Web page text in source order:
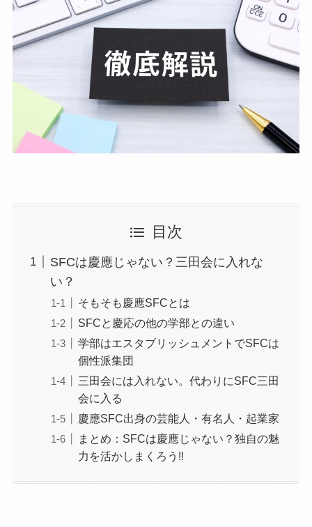
目次
SFCは慶應じゃない？三田会に入れな
い？
そもそも慶應SFCとは
SFCと慶応の他の学部との違い
学部はエスタブリッシュメントでSFCは
個性派集団
三田会には入れない。代わりにSFC三田
会に入る
慶應SFC出身の芸能人・有名人・起業家
まとめ：SFCは慶應じゃない？独自の魅
力を活かしまくろう‼